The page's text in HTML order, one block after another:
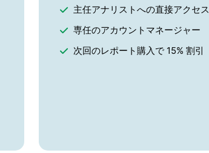
主任アナリストへの直接アクセス
専任のアカウントマネージャー
次回のレポート購入で 15% 割引